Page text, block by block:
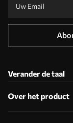
Verander de taal
Over het product